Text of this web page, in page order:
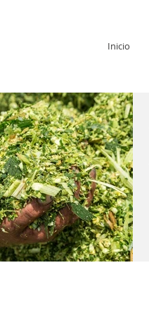
Inicio